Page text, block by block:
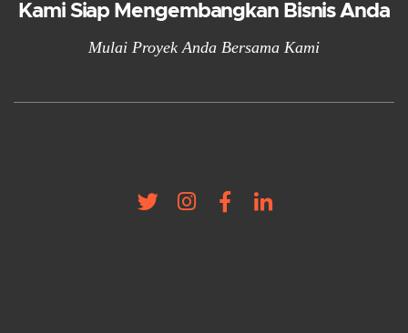
Kami Siap Mengembangkan Bisnis Anda
Mulai Proyek Anda Bersama Kami